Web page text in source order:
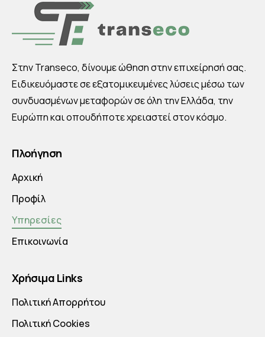
Στην Transeco, δίνουμε ώθηση στην επιχείρησή σας.
Ειδικευόμαστε σε εξατομικευμένες λύσεις μέσω των
συνδυασμένων μεταφορών σε όλη την Ελλάδα, την
Ευρώπη και οπουδήποτε χρειαστεί στον κόσμο.
Πλοήγηση
Αρχική
Προφίλ
Υπηρεσίες
Επικοινωνία
Χρήσιμα Links
Πολιτική Απορρήτου
Πολιτική Cookies